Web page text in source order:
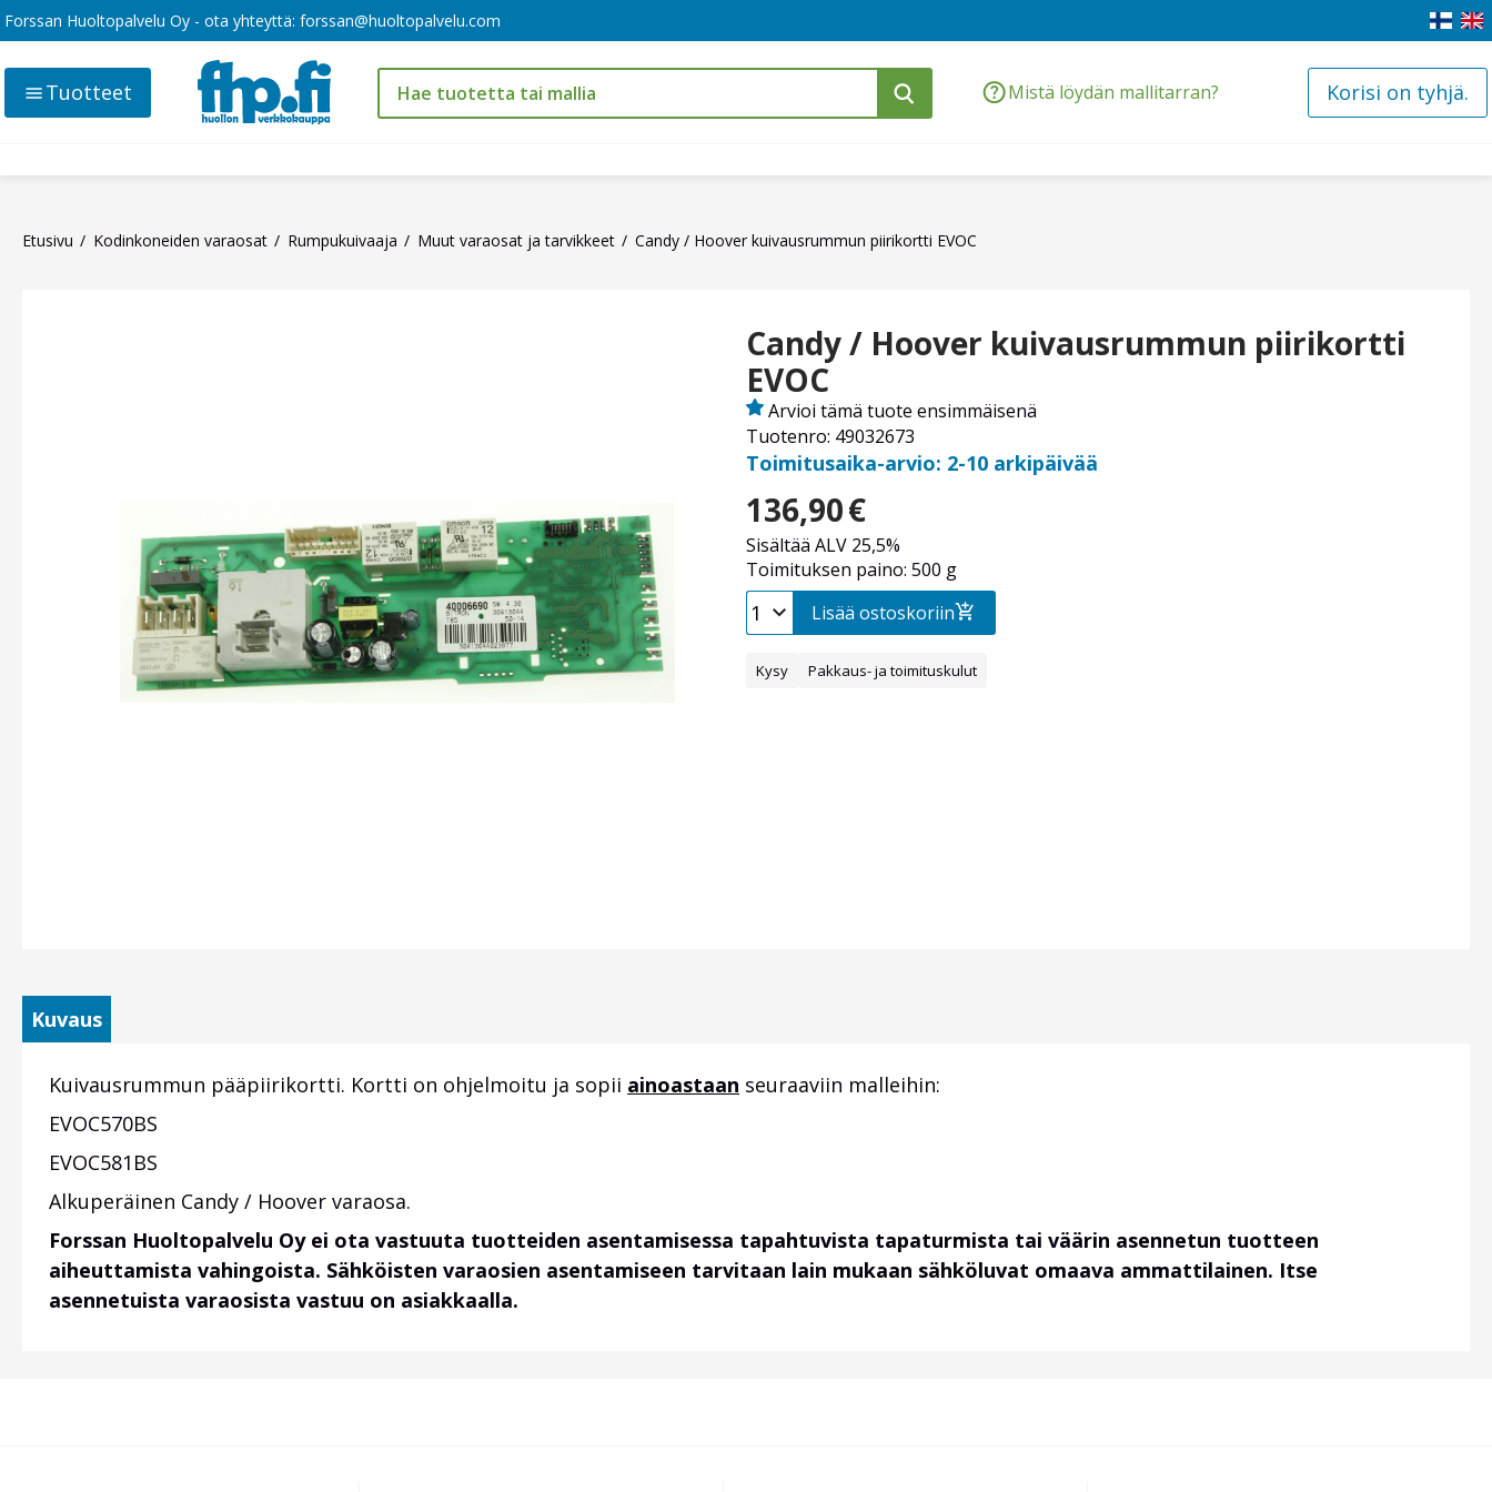
Forssan Huoltopalvelu Oy - ota yhteyttä: forssan@huoltopalvelu.com
Mistä löydän mallitarran? Korisi on tyhjä.
Tuotteet
Etusivu Kodinkoneiden varaosat Rumpukuivaaja Muut varaosat ja tarvikkeet Candy / Hoover kuivausrummun piirikortti EVOC
Candy / Hoover kuivausrummun piirikortti
EVOC
Tuotenro: 49032673
Arvioi tämä tuote ensimmäisenä
Toimitusaika-arvio: 2-10 arkipäivää
136,90€
Sisältää ALV 25,5%
Toimituksen paino: 500 g
Lisää ostoskoriin
Kysy Pakkaus- ja toimituskulut
Kuvaus
Kuivausrummun pääpiirikortti. Kortti on ohjelmoitu ja sopii ainoastaan seuraaviin malleihin:
EVOC570BS
EVOC581BS
Alkuperäinen Candy / Hoover varaosa.
Forssan Huoltopalvelu Oy ei ota vastuuta tuotteiden asentamisessa tapahtuvista tapaturmista tai väärin asennetun tuotteen
aiheuttamista vahingoista. Sähköisten varaosien asentamiseen tarvitaan lain mukaan sähköluvat omaava ammattilainen. Itse
asennetuista varaosista vastuu on asiakkaalla.